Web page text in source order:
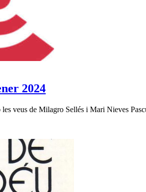
2024
veus de Milagro Sellés i Mari Nieves